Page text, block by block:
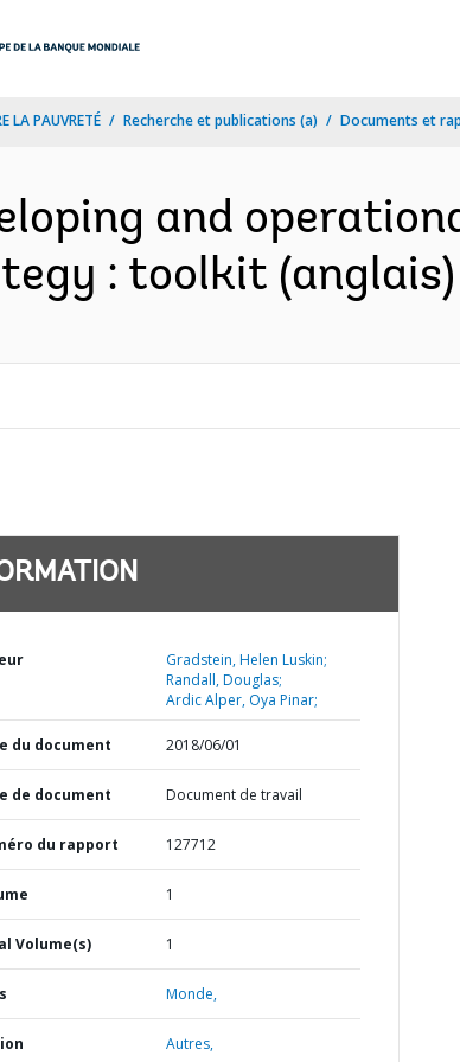
LA PAUVRETÉ Recherche et publications (a) Documents et
and
: toolkit (anglais)
Gradstein, Helen Luskin;
Randall, Douglas;
Ardic Alper, Oya Pinar;
du document 2018/06/01
de document Document de travail
du rapport 127712
1
Volume(s) 1
Monde,
Autres,